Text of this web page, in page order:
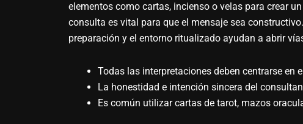
elementos como cartas, incienso o velas para crear
consulta es vital para que el mensaje sea
preparación y el entorno ritualizado ayudan a abrir
Todas las interpretaciones deben centrarse en
La honestidad e intención sincera del
Es común utilizar cartas de tarot, mazos